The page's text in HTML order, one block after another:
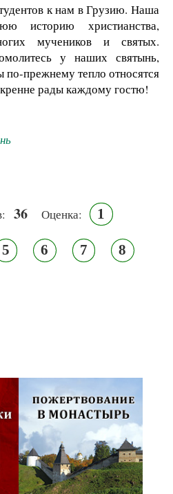
к нам в Грузию. Наша
историю христианства,
мучеников и святых.
у наших святынь,
по-прежнему тепло относятся
рады каждому гостю!
36 Оценка: 1
5 6 7 8